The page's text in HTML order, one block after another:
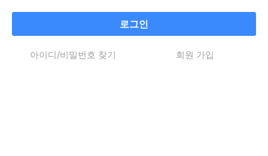
로그인
아이디/비밀번호 찾기 회원 가입